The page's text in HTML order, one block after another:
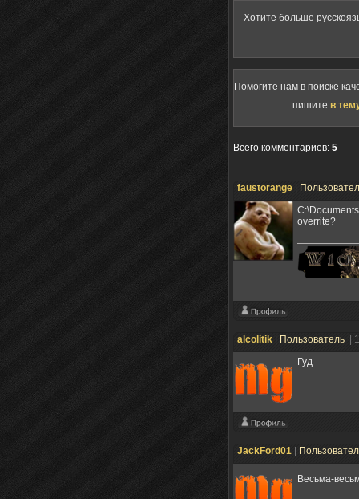
Хотите больше
Помогите нам в поиске
пишите в
Всего комментариев: 5
faustorange
overrite?
alcolitik Пользователь
|
Гуд
JackFord01
Весьма-